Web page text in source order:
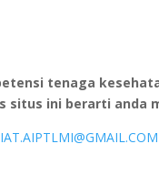
Download
tenaga
situs ini berarti anda